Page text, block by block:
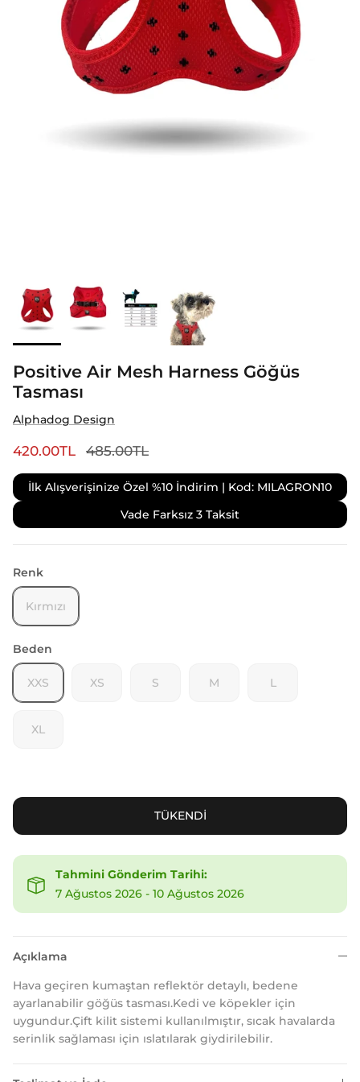
Positive Air Mesh Harness Göğüs
Tasması
Alphadog Design
420.00TL 485.00TL
İlk Alışverişinize Özel %10 İndirim | Kod: MILAGRON10
Vade Farksız 3 Taksit
Renk
Kırmızı
Beden
XXS XS S M L
XL
TÜKENDİ
Tahmini Gönderim Tarihi:
7 Ağustos 2026 - 10 Ağustos 2026
Açıklama
Hava geçiren kumaştan reflektör detaylı, bedene
ayarlanabilir göğüs tasması.Kedi ve köpekler için
uygundur.Çift kilit sistemi kullanılmıştır, sıcak havalarda
serinlik sağlaması için ıslatılarak giydirilebilir.